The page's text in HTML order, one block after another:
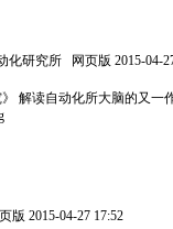
化研究所 网页版 2015-04-
解读自动化所大脑的又一
版 2015-04-27 17:52